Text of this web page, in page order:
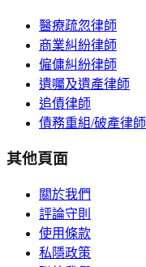
醫療疏忽律師
商業糾紛律師
僱傭糾紛律師
遺囑及遺產律師
追債律師
債務重組/破產律師
其他頁面
關於我們
評論守則
使用條款
私隱政策